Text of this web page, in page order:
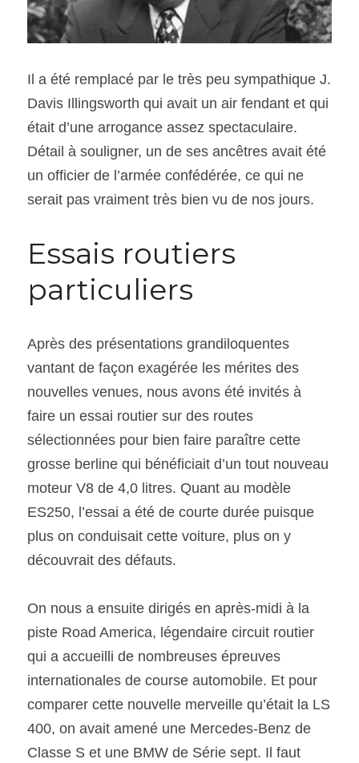
Il a été remplacé par le très peu sympathique J.
Davis Illingsworth qui avait un air fendant et qui
était d’une arrogance assez spectaculaire.
Détail à souligner, un de ses ancêtres avait été
un officier de l’armée confédérée, ce qui ne
serait pas vraiment très bien vu de nos jours.
Essais routiers
particuliers
Après des présentations grandiloquentes
vantant de façon exagérée les mérites des
nouvelles venues, nous avons été invités à
faire un essai routier sur des routes
sélectionnées pour bien faire paraître cette
grosse berline qui bénéficiait d’un tout nouveau
moteur V8 de 4,0 litres. Quant au modèle
ES250, l’essai a été de courte durée puisque
plus on conduisait cette voiture, plus on y
découvrait des défauts.
On nous a ensuite dirigés en après-midi à la
piste Road America, légendaire circuit routier
qui a accueilli de nombreuses épreuves
internationales de course automobile. Et pour
comparer cette nouvelle merveille qu’était la LS
400, on avait amené une Mercedes-Benz de
Classe S et une BMW de Série sept. Il faut